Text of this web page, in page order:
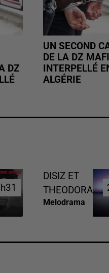
DZ
UN SECOND
DE LA DZ
INTERPELLÉ
ALGÉRIE
DISIZ ET
THEODORA
Melodrama